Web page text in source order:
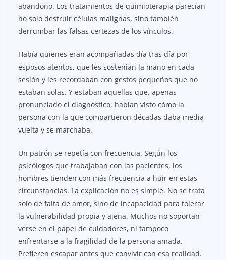
abandono. Los tratamientos de quimioterapia parecían
no solo destruir células malignas, sino también
derrumbar las falsas certezas de los vínculos.
Había quienes eran acompañadas día tras día por
esposos atentos, que les sostenían la mano en cada
sesión y les recordaban con gestos pequeños que no
estaban solas. Y estaban aquellas que, apenas
pronunciado el diagnóstico, habían visto cómo la
persona con la que compartieron décadas daba media
vuelta y se marchaba.
Un patrón se repetía con frecuencia. Según los
psicólogos que trabajaban con las pacientes, los
hombres tienden con más frecuencia a huir en estas
circunstancias. La explicación no es simple. No se trata
solo de falta de amor, sino de incapacidad para tolerar
la vulnerabilidad propia y ajena. Muchos no soportan
verse en el papel de cuidadores, ni tampoco
enfrentarse a la fragilidad de la persona amada.
Prefieren escapar antes que convivir con esa realidad.